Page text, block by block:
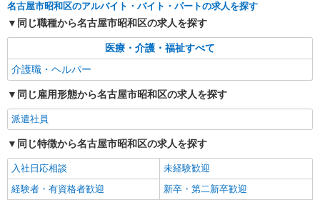
キープ 詳細を見る
名古屋市昭和区のアルバイト・バイト・パートの求人を探す
同じ職種から名古屋市昭和区の求人を探す
医療・介護・福祉すべて
介護職・ヘルパー
同じ雇用形態から名古屋市昭和区の求人を探す
派遣社員
同じ特徴から名古屋市昭和区の求人を探す
入社日応相談
未経験歓迎
経験者・有資格者歓迎
新卒・第二新卒歓迎